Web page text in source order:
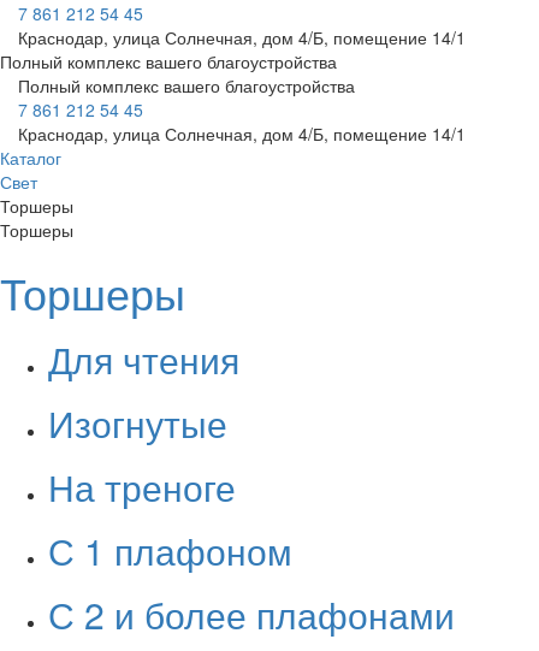
7 861 212 54 45
Краснодар, улица Солнечная, дом 4/Б, помещение 14/1
Полный комплекс вашего благоустройства
Полный комплекс вашего благоустройства
7 861 212 54 45
Краснодар, улица Солнечная, дом 4/Б, помещение 14/1
Каталог
Свет
Торшеры
Торшеры
Торшеры
Для чтения
Изогнутые
На треноге
С 1 плафоном
С 2 и более плафонами